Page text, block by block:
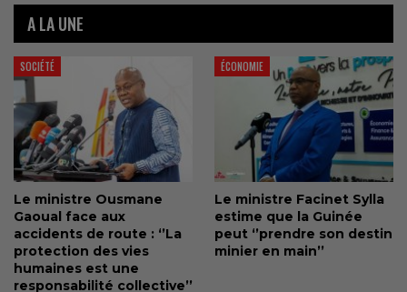
A LA UNE
SOCIÉTÉ
Le ministre Ousmane
Gaoual face aux
accidents de route : ‘’La
protection des vies
humaines est une
responsabilité collective’’
ÉCONOMIE
Le ministre Facinet Sylla
estime que la Guinée
peut ‘’prendre son destin
minier en main’’